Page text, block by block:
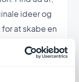
ideer og
at skabe en